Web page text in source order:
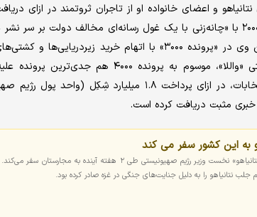
از سوی نتانیاهو و اعضای خانواده او از تاجران ثروتمند در
زمینه‌های مختلف است. نتانیاهو در پرونده ۲۰۰۰ با «چانه‌زنی با یک غول رسانه‌ای
پوشش رسانه‌ای مثبت مواجه است. همچنین وی در «پرونده ۳۰۰۰» با
مواجه است. پرونده فساد رسانه صهیونیستی «واللا»،
اشغالگر به این متهم شده که در دوران انتخابات، در ازای
مثبت دریافت کرده است.
به این کشور سفر می کند
«بنیامین نتانیاهو» نخست وزیر رژیم صهیونیستی طی ۲ هفته
جلب نتانیاهو را به دلیل جنایت‌های جنگی در غزه صادر کرده بود.